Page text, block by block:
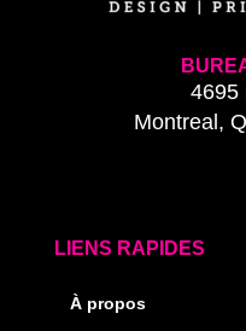
4695
Montreal,
LIENS RAPIDES
À propos